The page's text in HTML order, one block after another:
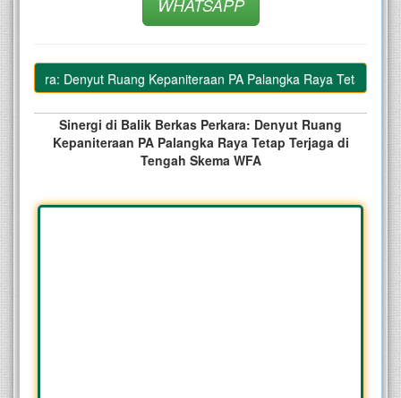
WHATSAPP
Denyut Ruang Kepaniteraan PA Palangka Raya Tetap Terjaga
Sinergi di Balik Berkas Perkara: Denyut Ruang
Kepaniteraan PA Palangka Raya Tetap Terjaga di
Tengah Skema WFA